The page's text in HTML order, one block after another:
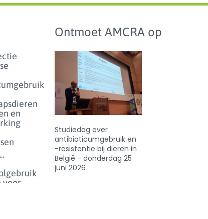
en
voor
Ontmoet AMCRA op
Studiedag over
antibioticumgebruik en
-resistentie bij dieren in
België - donderdag 25
juni 2026